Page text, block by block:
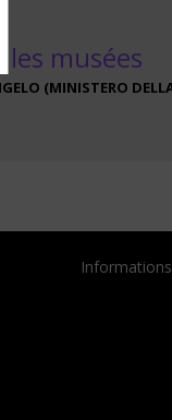
musées
(MINISTERO